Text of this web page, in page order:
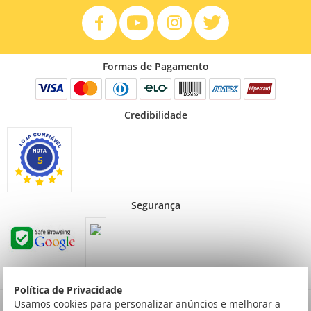
Política de Privacidade
Usamos cookies para personalizar anúncios e melhorar a
Formas de Pagamento
Credibilidade
5
Segurança
Preços válidos para consumidor final não contribuinte. Preços exclusivos para compras